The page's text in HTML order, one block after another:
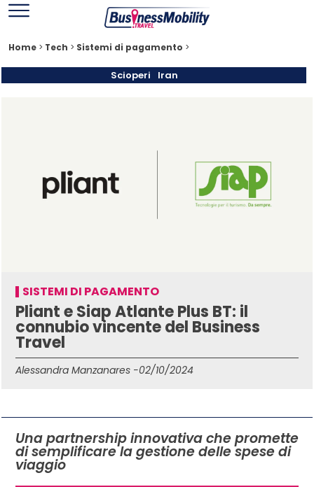
Home > Tech > Sistemi di pagamento >
Scioperi Iran
SISTEMI DI PAGAMENTO
Pliant e Siap Atlante Plus BT: il
connubio vincente del Business
Travel
Alessandra Manzanares -02/10/2024
Una partnership innovativa che promette
di semplificare la gestione delle spese di
viaggio